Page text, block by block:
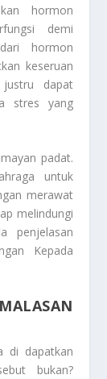
hormon
demi
hormon
keseruan
dapat
stres yang
padat.
untuk
merawat
melindungi
penjelasan
Kepada
di dapatkan
bukan?